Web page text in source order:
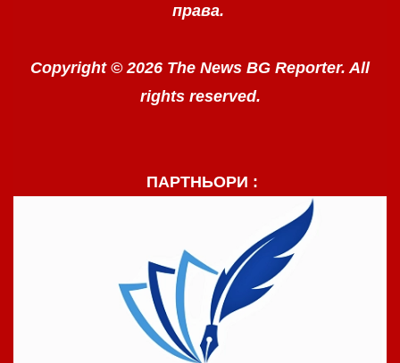
права.
Copyright © 2026 The News BG Reporter. All
rights reserved.
ПАРТНЬОРИ :